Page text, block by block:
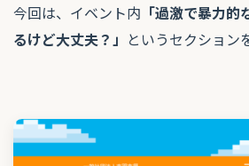
今回は、イベント内 「過激で暴力
るけど大丈夫？」 というセクション